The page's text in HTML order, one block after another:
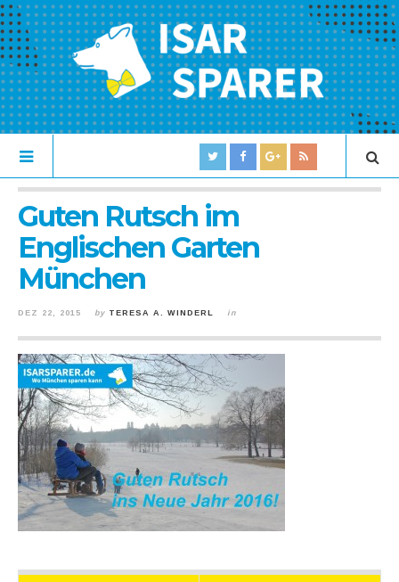
Guten Rutsch im
Englischen Garten
München
DEZ 22, 2015 by TERESA A. WINDERL in